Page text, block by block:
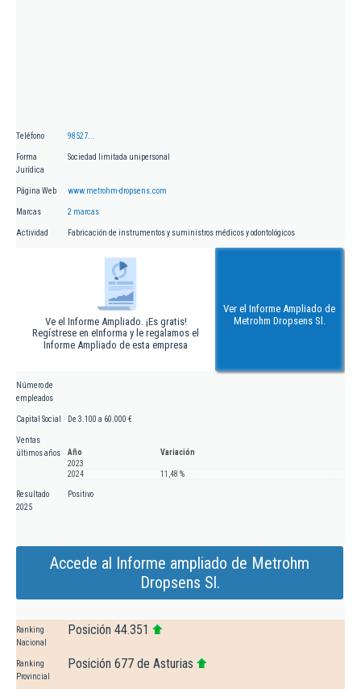
Teléfono 98527...
Forma
Jurídica
Sociedad limitada unipersonal
Página Web www.metrohm-dropsens.com
Marcas 2 marcas
Actividad Fabricación de instrumentos y suministros médicos y odontológicos
Ve el Informe Ampliado. ¡Es gratis!
Regístrese en eInforma y le regalamos el
Informe Ampliado de esta empresa
Ver el Informe Ampliado de
Metrohm Dropsens Sl.
Número de
empleados
Capital Social De 3.100 a 60.000 €
Ventas
últimos años
Año
Variación
2023
2024
11,48 %
Resultado
2025
Positivo
Accede al Informe ampliado de Metrohm
Dropsens Sl.
Ranking
Nacional
Posición 44.351
Ranking
Provincial
Posición 677 de Asturias